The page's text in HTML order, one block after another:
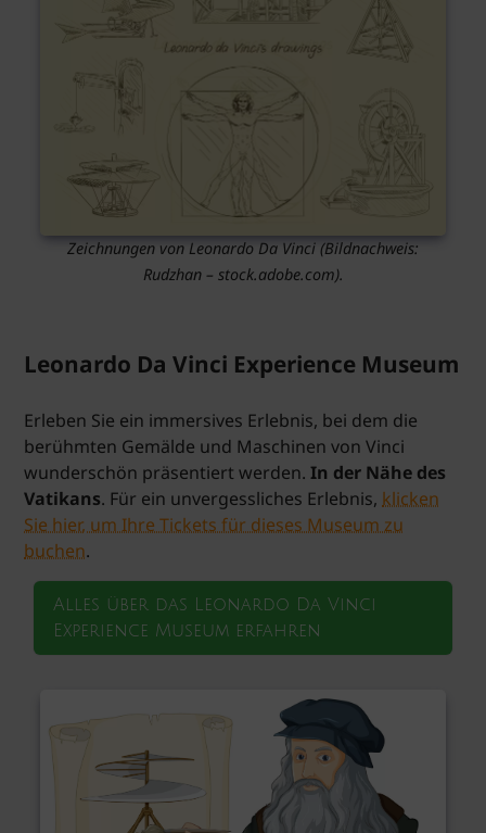
Zeichnungen von Leonardo Da Vinci (Bildnachweis:
Rudzhan – stock.adobe.com).
Leonardo Da Vinci Experience Museum
Erleben Sie ein immersives Erlebnis, bei dem die
berühmten Gemälde und Maschinen von Vinci
wunderschön präsentiert werden.In der Nähe des
Vatikans. Für ein unvergessliches Erlebnis, klicken
Sie hier, um Ihre Tickets für dieses Museum zu
buchen.
Alles über das Leonardo Da Vinci
Experience Museum erfahren